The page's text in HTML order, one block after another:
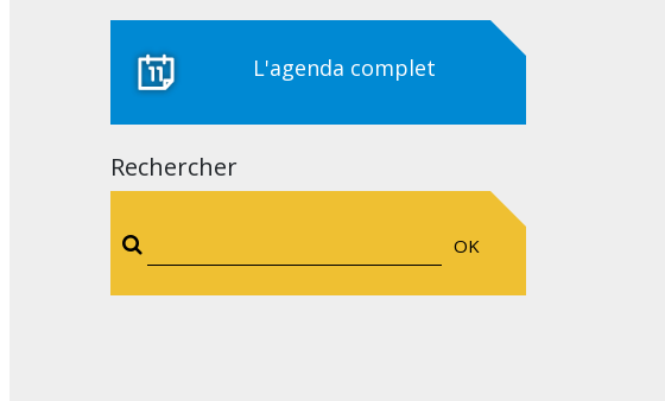
L'agenda complet
Rechercher
OK